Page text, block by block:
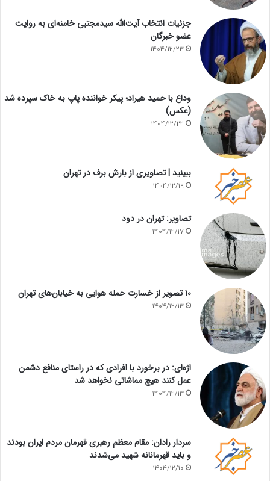
جزئیات انتخاب آیت‌الله سیدمجتبی خامنه‌ای به روایت
عضو خبرگان
1404/12/23
وداع با حمید هیراد؛ پیکر خواننده پاپ به خاک سپرده شد
(عکس)
1404/12/22
ببینید | تصاویری از بارش برف در تهران
1404/12/19
تصاویر: تهران در دود
1404/12/17
۱۰ تصویر از خسارت حمله هوایی به خیابان‌های تهران
1404/12/13
اژه‌ای: در برخورد با افرادی که در راستای منافع دشمن
عمل کنند هیچ مماشاتی نخواهد شد
1404/12/13
سردار رادان: مقام معظم رهبری قهرمان مردم ایران بودند
و باید قهرمانانه شهید می‌شدند
1404/12/10